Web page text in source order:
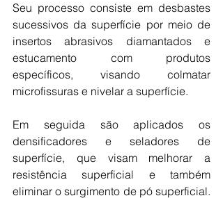
Seu processo consiste em desbastes
sucessivos da superfície por meio de
insertos abrasivos diamantados e
estucamento com produtos
específicos, visando colmatar
microfissuras e nivelar a superfície.
Em seguida são aplicados os
densificadores e seladores de
superfície, que visam melhorar a
resistência superficial e também
eliminar o surgimento de pó superficial.